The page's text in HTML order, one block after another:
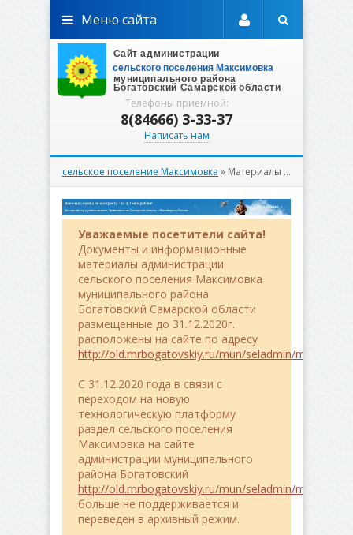
Телефоны приемной:
8(84666) 3-33-37
Написать нам
Меню сайта
сельское поселение Максимовка » Материалы за Декабрь 2024 года
Уважаемые посетители сайта!
Документы и информационные
материалы администрации
сельского поселения Максимовка
муниципального района
Богатовский Самарской области
размещенные до 31.12.2020г.
расположены на сайте по адресу
http://old.mrbogatovskiy.ru/mun/seladmin/
C 31.12.2020 года в связи с
переходом на новую
технологическую платформу
раздел сельского поселения
Максимовка на сайте
администрации муниципального
района Богатовский
http://old.mrbogatovskiy.ru/mun/seladmin/
больше не поддерживается и
переведен в архивный режим.